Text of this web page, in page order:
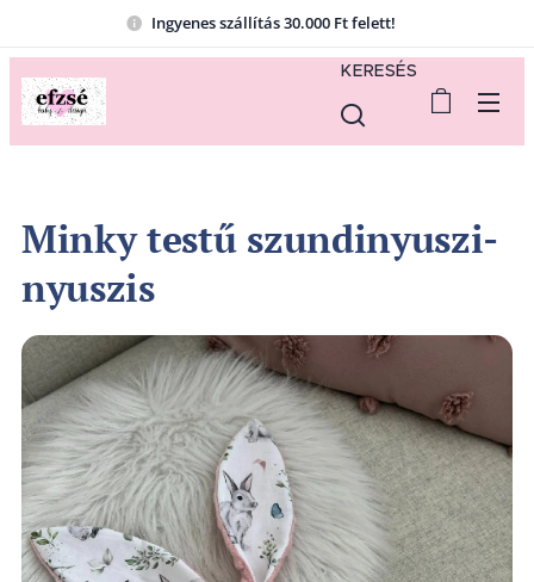
Ingyenes szállítás 30.000 Ft felett!
KERESÉS
Minky testű szundinyuszi-
nyuszis